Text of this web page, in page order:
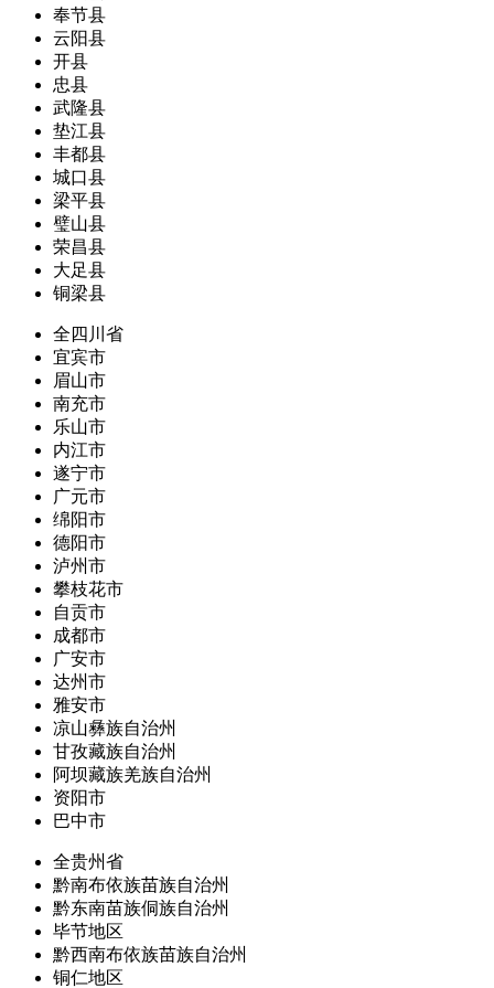
奉节县
云阳县
开县
忠县
武隆县
垫江县
丰都县
城口县
梁平县
璧山县
荣昌县
大足县
铜梁县
全四川省
宜宾市
眉山市
南充市
乐山市
内江市
遂宁市
广元市
绵阳市
德阳市
泸州市
攀枝花市
自贡市
成都市
广安市
达州市
雅安市
凉山彝族自治州
甘孜藏族自治州
阿坝藏族羌族自治州
资阳市
巴中市
全贵州省
黔南布依族苗族自治州
黔东南苗族侗族自治州
毕节地区
黔西南布依族苗族自治州
铜仁地区